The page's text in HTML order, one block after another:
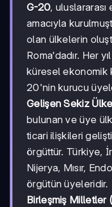
G-20, uluslararası
amacıyla
olan ülkelerin
Roma'dadır. Her
küresel ekonomik
20'nin kurucu
Gelişen Sekiz Ülke
bulunan ve üye
ticari ilişkileri
örgüttür. Türkiye,
Nijerya, Mısır,
örgütün üyeleridir.
Birleşmiş Milletler